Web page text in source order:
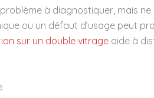
à diagnostiquer, mais
ou un défaut d’usage peut
sur un double vitrage aide à